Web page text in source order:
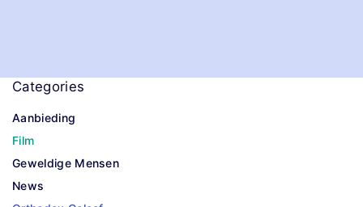
t
i
o
n
Categories
Aanbieding
Film
Geweldige Mensen
News